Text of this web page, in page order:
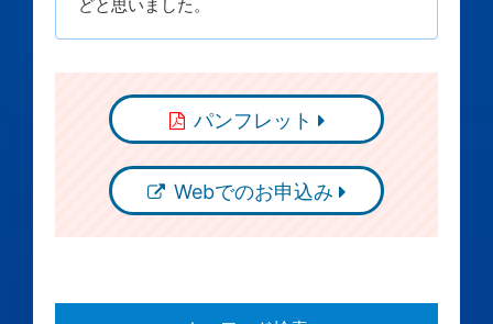
どと思いました。
パンフレット
Webでのお申込み